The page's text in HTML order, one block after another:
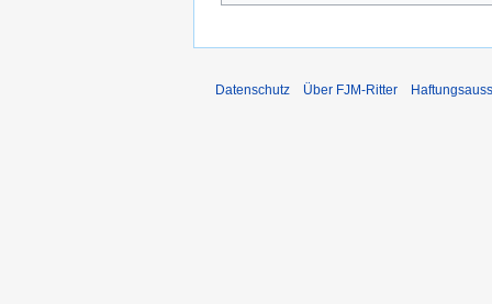
Datenschutz Über FJM-Ritter